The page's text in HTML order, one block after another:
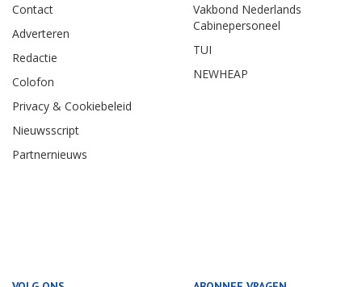
Contact
Adverteren
Redactie
Colofon
Privacy & Cookiebeleid
Nieuwsscript
Partnernieuws
Vakbond Nederlands
Cabinepersoneel
TUI
NEWHEAP